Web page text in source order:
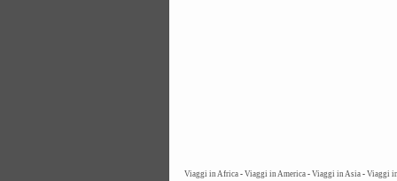
Viaggi in Africa - Viaggi in America - Viaggi in Asia - Viaggi